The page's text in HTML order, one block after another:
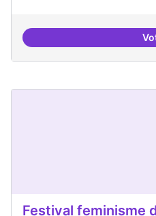
Festival feminisme